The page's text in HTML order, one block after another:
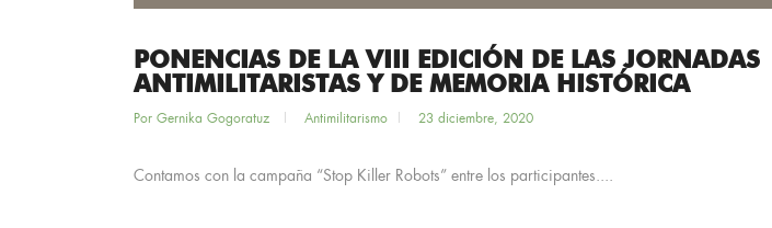
PONENCIAS DE LA VIII EDICIÓN DE LAS JORNADAS
ANTIMILITARISTAS Y DE MEMORIA HISTÓRICA
Por Gernika Gogoratuz Antimilitarismo 23 diciembre, 2020
Contamos con la campaña “Stop Killer Robots” entre los participantes....